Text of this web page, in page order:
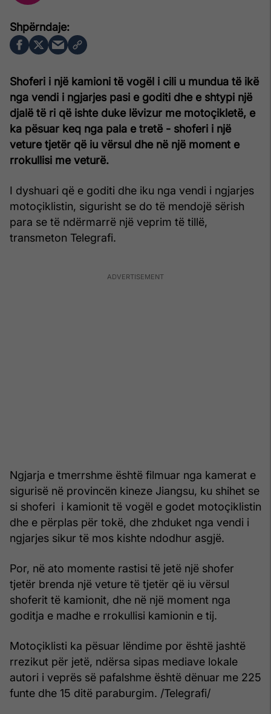
Shoferi i një kamioni të vogël i cili u mundua të ikë
nga vendi i ngjarjes pasi e goditi dhe e shtypi një
djalë të ri që ishte duke lëvizur me motoçikletë, e
ka pësuar keq nga pala e tretë - shoferi i një
veture tjetër që iu vërsul dhe në një moment e
rrokullisi me veturë.
I dyshuari që e goditi dhe iku nga vendi i ngjarjes
motoçiklistin, sigurisht se do të mendojë sërish
para se të ndërmarrë një veprim të tillë,
transmeton Telegrafi.
Ngjarja e tmerrshme është filmuar nga kamerat e
sigurisë në provincën kineze Jiangsu, ku shihet se
si shoferi i kamionit të vogël e godet motoçiklistin
dhe e përplas për tokë, dhe zhduket nga vendi i
ngjarjes sikur të mos kishte ndodhur asgjë.
Por, në ato momente rastisi të jetë një shofer
tjetër brenda një veture të tjetër që iu vërsul
shoferit të kamionit, dhe në një moment nga
goditja e madhe e rrokullisi kamionin e tij.
Motoçiklisti ka pësuar lëndime por është jashtë
rrezikut për jetë, ndërsa sipas mediave lokale
autori i veprës së pafalshme është dënuar me 225
funte dhe 15 ditë paraburgim. /Telegrafi/